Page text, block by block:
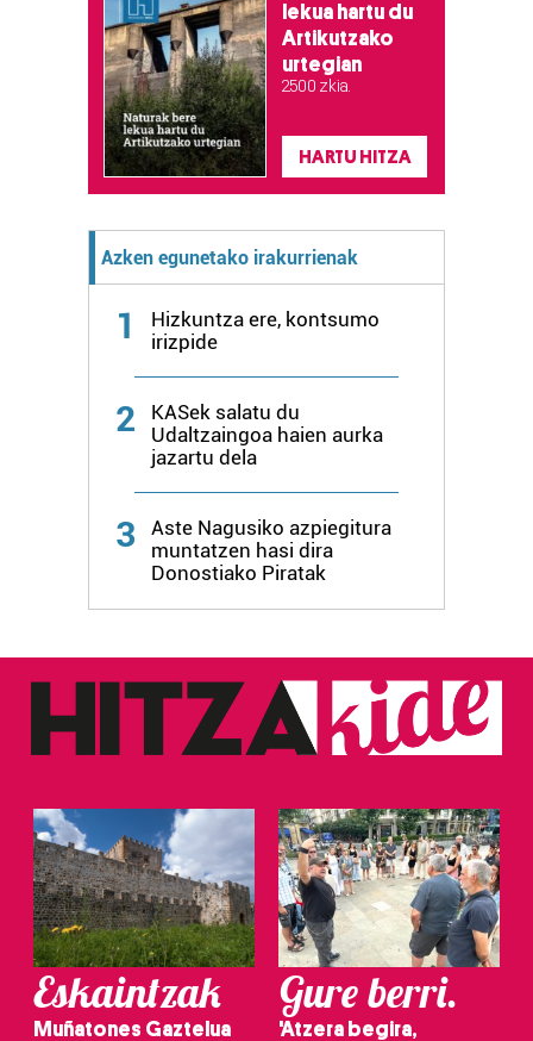
baliatzen gara. Ohar hau onartuz gero, teknologia hori
erabiltzeko baimen esplizitua ematen diguzu.
lekua hartu du
Artikutzako
urtegian
2.500 zkia.
HARTU HITZA
Azken egunetako irakurrienak
1
Hizkuntza ere, kontsumo
irizpide
2
KASek salatu du
Udaltzaingoa haien aurka
jazartu dela
3
Aste Nagusiko azpiegitura
muntatzen hasi dira
Donostiako Piratak
Eskaintzak
Muñatones Gaztelua
Gure berri.
'Atzera begira,